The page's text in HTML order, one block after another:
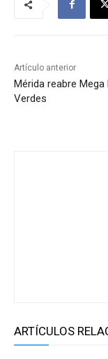
Artículo anterior
Mérida reabre Mega
Verdes
ARTÍCULOS